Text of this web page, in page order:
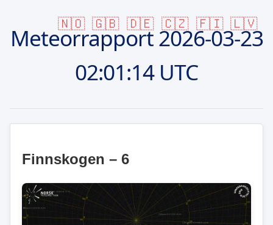
🇳🇴 🇬🇧 🇩🇪 🇨🇿 🇫🇮 🇱🇻
Meteorrapport2026-03-23
02:01:14 UTC
Finnskogen – 6